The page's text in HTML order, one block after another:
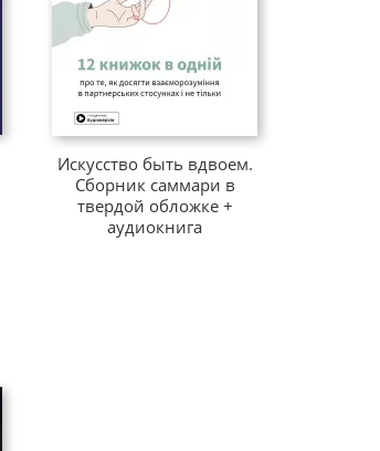
Искусство быть вдвоем.
Сборник саммари в
твердой обложке +
аудиокнига